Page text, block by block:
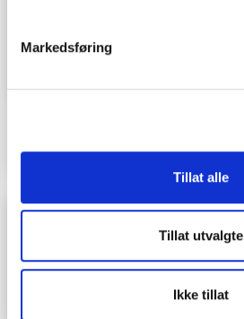
Markedsføring
Tillat alle
Tillat utvalgte
Ikke tillat